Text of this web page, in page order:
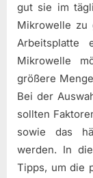
gut sie im
Mikrowelle
Arbeitsplatte
Mikrowelle
größere
Bei der
sollten
sowie das
werden. In
Tipps, um die